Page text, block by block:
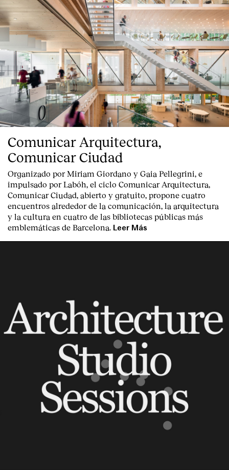
Comunicar Arquitectura,
Comunicar Ciudad
Organizado por Miriam Giordano y Gaia Pellegrini, e
impulsado por Labóh, el ciclo Comunicar Arquitectura,
Comunicar Ciudad, abierto y gratuito, propone cuatro
encuentros alrededor de la comunicación, la arquitectura
y la cultura en cuatro de las bibliotecas públicas más
emblemáticas de Barcelona. Leer Más